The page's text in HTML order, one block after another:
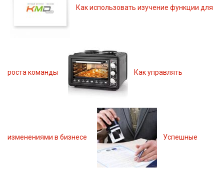
Как использовать изучение функции для
роста команды Как управлять
изменениями в бизнесе Успешные